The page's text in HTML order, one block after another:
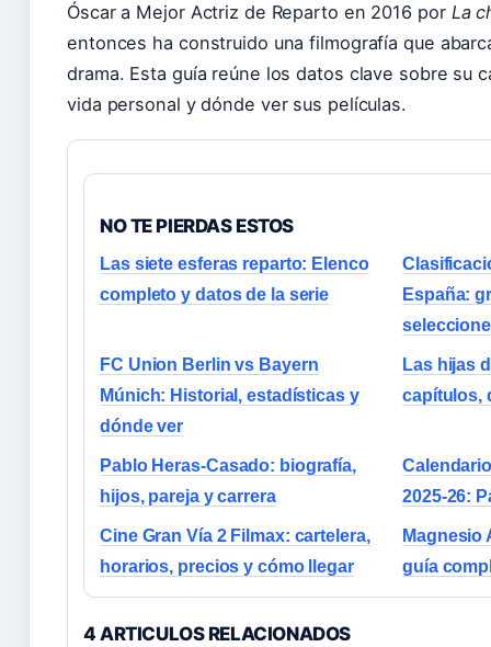
Óscar a Mejor Actriz de Reparto en 2016 por La
entonces ha construido una filmografía que
drama. Esta guía reúne los datos clave sobre su
vida personal y dónde ver sus películas.
NO TE PIERDAS ESTOS
Las siete esferas reparto: Elenco
completo y datos de la serie
España:
FC Union Berlin vs Bayern
Múnich: Historial, estadísticas y
dónde ver
Las hijas
capítulos,
Pablo Heras-Casado: biografía,
hijos, pareja y carrera
2025-26:
Cine Gran Vía 2 Filmax: cartelera,
horarios, precios y cómo llegar
Magnesio
guía
4 ARTICULOS RELACIONADOS